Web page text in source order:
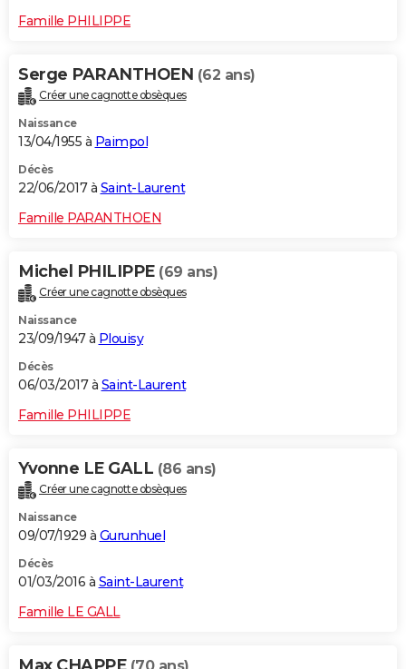
Famille PHILIPPE
Serge PARANTHOEN (62 ans)
Créer une cagnotte obsèques
Naissance
13/04/1955 à Paimpol
Décès
22/06/2017 à Saint-Laurent
Famille PARANTHOEN
Michel PHILIPPE (69 ans)
Créer une cagnotte obsèques
Naissance
23/09/1947 à Plouisy
Décès
06/03/2017 à Saint-Laurent
Famille PHILIPPE
Yvonne LE GALL (86 ans)
Créer une cagnotte obsèques
Naissance
09/07/1929 à Gurunhuel
Décès
01/03/2016 à Saint-Laurent
Famille LE GALL